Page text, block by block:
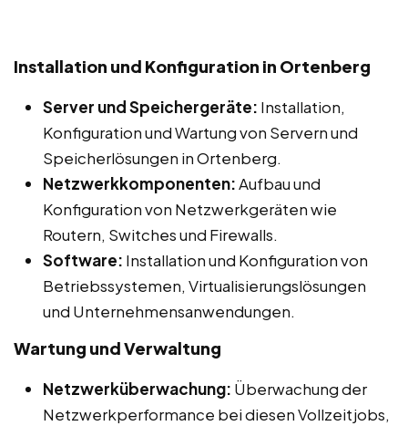
Installation und Konfiguration in Ortenberg
Server und Speichergeräte: Installation,
Konfiguration und Wartung von Servern und
Speicherlösungen in Ortenberg.
Netzwerkkomponenten:Aufbau und
Konfiguration von Netzwerkgeräten wie
Routern, Switches und Firewalls.
Software: Installation und Konfiguration von
Betriebssystemen, Virtualisierungslösungen
und Unternehmensanwendungen.
Wartung und Verwaltung
Netzwerküberwachung: Überwachung der
Netzwerkperformance bei diesen Vollzeitjobs,